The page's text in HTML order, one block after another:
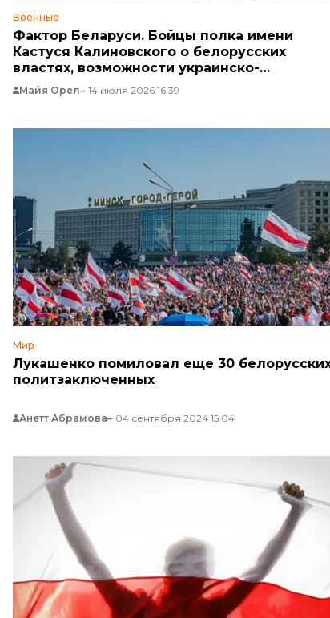
Военные
Фактор Беларуси. Бойцы полка имени
Кастуся Калиновского о белорусских
властях, возможности украинско-
белорусской войны и российских
манипуляциях
Майя Орел 14 июля 2026 16:39
Мир
Лукашенко помиловал еще 30
политзаключенных
Анетт Абрамова 04 сентября 2024 15:04